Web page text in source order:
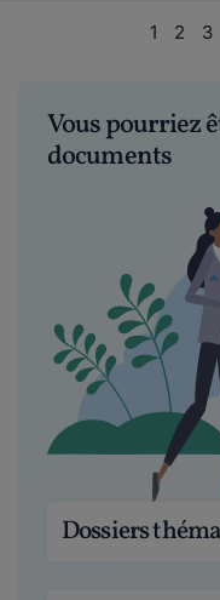
1 2 3
Vous pourriez
documents
Dossiers